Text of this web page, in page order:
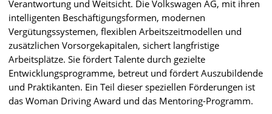
Verantwortung und Weitsicht. Die Volkswagen AG, mit ihren
intelligenten Beschäftigungsformen, modernen
Vergütungssystemen, flexiblen Arbeitszeitmodellen und
zusätzlichen Vorsorgekapitalen, sichert langfristige
Arbeitsplätze. Sie fördert Talente durch gezielte
Entwicklungsprogramme, betreut und fördert Auszubildende
und Praktikanten. Ein Teil dieser speziellen Förderungen ist
das Woman Driving Award und das Mentoring-Programm.